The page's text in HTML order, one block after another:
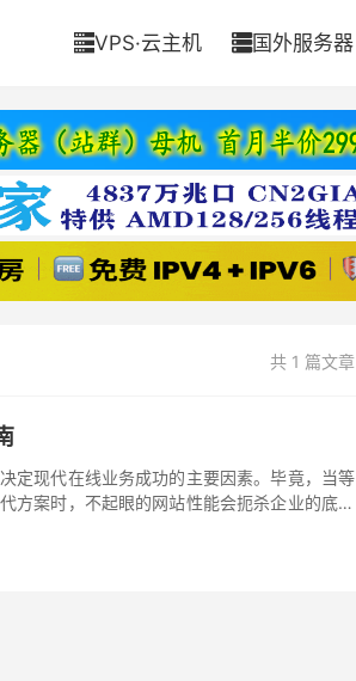
VPS·云主机 国外服务器
共 1 篇文章
定现代在线业务成功的主要因素。毕竟，当等
方案时，不起眼的网站性能会扼杀企业的底线